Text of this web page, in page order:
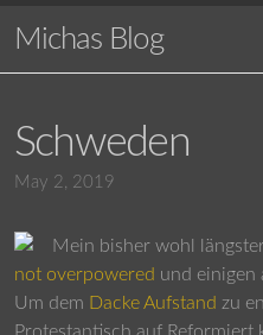
Michas Blog
Schweden
May 2, 2019
Mein bisher wohl
not overpowered und einigen
Um dem Dacke Aufstand zu